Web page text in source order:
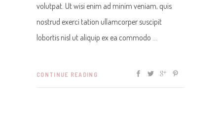
volutpat. Ut wisi enim ad minim veniam, quis
nostrud exerci tation ullamcorper suscipit
lobortis nisl ut aliquip ex ea commodo
CONTINUE READING